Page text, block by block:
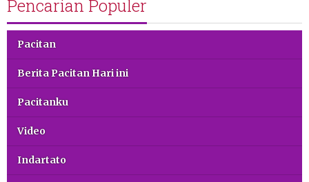
Pencarian Populer
Pacitan
Berita Pacitan Hari ini
Pacitanku
Video
Indartato